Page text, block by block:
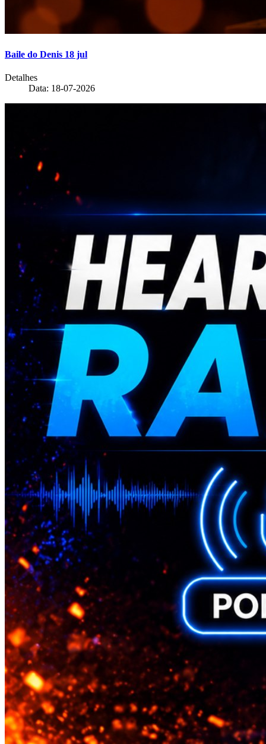
Baile do Denis 18 jul
Detalhes
Data: 18-07-2026